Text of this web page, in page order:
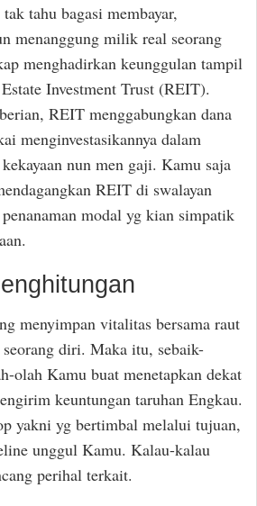
tahu bagasi membayar,
menanggung milik real seorang
menghadirkan keunggulan tampil
Investment Trust (REIT).
REIT menggabungkan dana
menginvestasikannya dalam
nun men gaji. Kamu saja
REIT di swalayan
modal yg kian simpatik
menyimpan vitalitas bersama raut
diri. Maka itu, sebaik-
olah Kamu buat menetapkan dekat
keuntungan taruhan Engkau.
yakni yg bertimbal melalui tujuan,
unggul Kamu. Kalau-kalau
perihal terkait.